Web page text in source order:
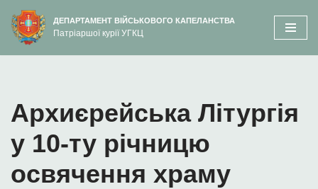
вмісту
Перейти
до
ДЕПАРТАМЕНТ ВІЙСЬКОВОГО КАПЕЛАНСТВА
Патріаршої курії УГКЦ
Архиєрейська Літургія
у 10-ту річницю
освячення храму